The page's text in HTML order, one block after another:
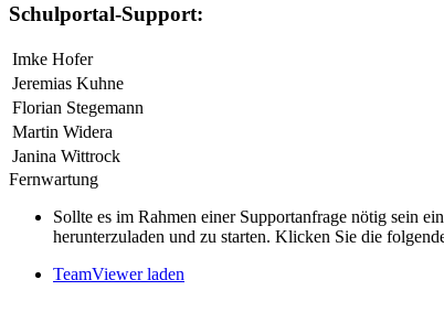
Schulportal-Support:
Imke Hofer
Jeremias Kuhne
Florian Stegemann
Martin Widera
Janina Wittrock
Fernwartung
Sollte es im Rahmen einer Supportanfrage nötig sein
herunterzuladen und zu starten. Klicken Sie die
TeamViewer laden